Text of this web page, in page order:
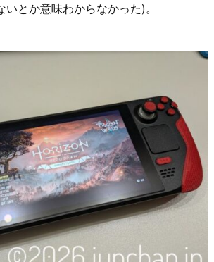
とか意味わからなかった)。